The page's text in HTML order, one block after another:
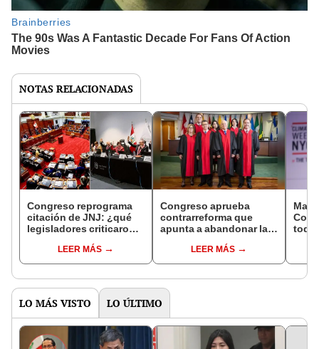
NOTAS RELACIONADAS
Congreso reprograma
citación de JNJ: ¿qué
legisladores criticaron o
LEER MÁS
Congreso aprueba
contrarreforma que
apunta a abandonar la
LEER MÁS
todo
LO MÁS VISTO LO ÚLTIMO